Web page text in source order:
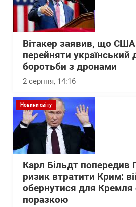
Вітакер заявив, що США
перейняти український
боротьби з дронами
2 серпня, 14:16
Новини світу
Карл Більдт попередив
ризик втратити Крим:
обернутися для Кремля
поразкою